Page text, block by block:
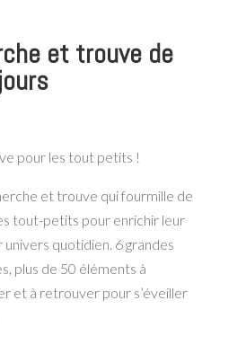
et trouve de
pour les tout petits !
et trouve qui fourmille de
tout-petits pour enrichir leur
quotidien. 6 grandes
plus de 50 éléments à
et à retrouver pour s’éveiller